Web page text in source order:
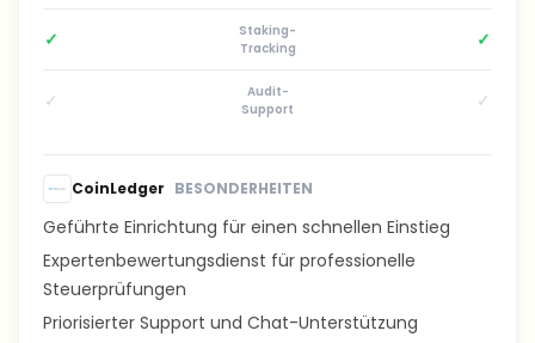
✓
Staking-
Tracking
✓
✓
Audit-
Support
✓
CoinLedger BESONDERHEITEN
Geführte Einrichtung für einen schnellen Einstieg
Expertenbewertungsdienst für professionelle
Steuerprüfungen
Priorisierter Support und Chat-Unterstützung